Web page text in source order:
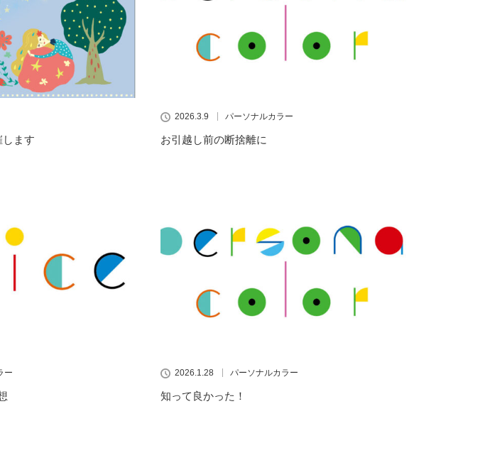
ます
2026.3.9 パーソナルカラー
お引越し前の断捨離に
ー 2026.1.28 パーソナルカラー
知って良かった！